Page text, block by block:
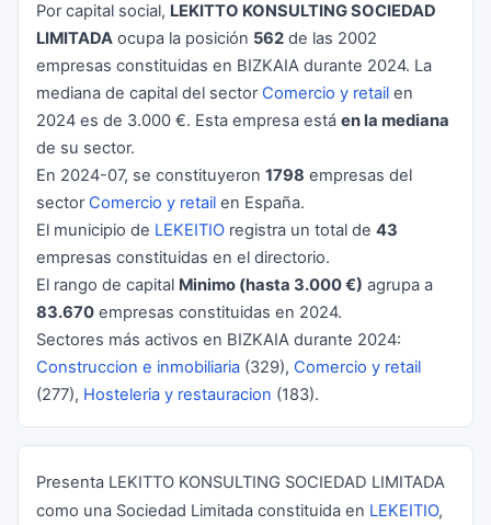
Por capital social, LEKITTO KONSULTING SOCIEDAD
LIMITADA ocupa la posición 562 de las 2002
empresas constituidas en BIZKAIA durante 2024. La
mediana de capital del sector Comercio y retail en
2024 es de 3.000 €. Esta empresa está en la mediana
de su sector.
En 2024-07, se constituyeron 1798 empresas del
sector Comercio y retail en España.
El municipio de LEKEITIO registra un total de 43
empresas constituidas en el directorio.
El rango de capital Minimo (hasta 3.000 €) agrupa a
83.670 empresas constituidas en 2024.
Sectores más activos en BIZKAIA durante 2024:
Construccion e inmobiliaria (329), Comercio y retail
(277), Hosteleria y restauracion (183).
Presenta LEKITTO KONSULTING SOCIEDAD LIMITADA
como una Sociedad Limitada constituida en LEKEITIO,